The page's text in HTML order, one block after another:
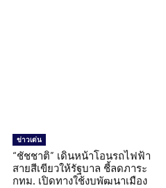
ข่าวเด่น
“ชัชชาติ” เดินหน้าโอนรถไฟฟ้า
สายสีเขียวให้รัฐบาล ชี้ลดภาระ
กทม. เปิดทางใช้งบพัฒนาเมือง